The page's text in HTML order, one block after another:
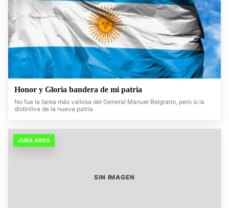
Honor y Gloria bandera de mi patria
No fue la tarea más valiosa del General Manuel Belgrano, pero si la
distintiva de la nueva patria
JUBILADOS
SIN IMAGEN